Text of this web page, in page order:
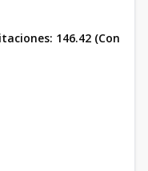
146.42 (Con